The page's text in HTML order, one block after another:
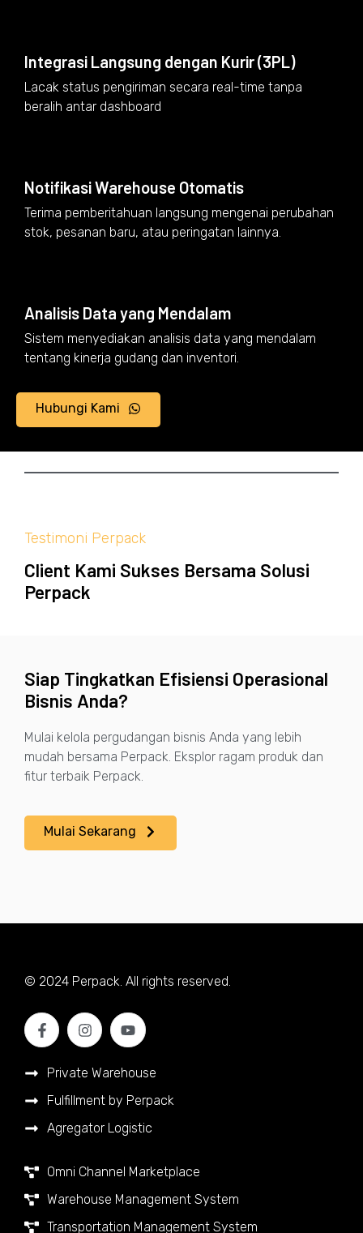
Integrasi Langsung dengan Kurir (3PL)
Lacak status pengiriman secara real-time tanpa
beralih antar dashboard
Notifikasi Warehouse Otomatis
Terima pemberitahuan langsung mengenai perubahan
stok, pesanan baru, atau peringatan lainnya.
Analisis Data yang Mendalam
Sistem menyediakan analisis data yang mendalam
tentang kinerja gudang dan inventori.
Hubungi Kami
Testimoni Perpack
Client Kami Sukses Bersama Solusi
Perpack
Siap Tingkatkan Efisiensi Operasional
Bisnis Anda?
Mulai kelola pergudangan bisnis Anda yang lebih
mudah bersama Perpack. Eksplor ragam produk dan
fitur terbaik Perpack.
Mulai Sekarang
© 2024 Perpack. All rights reserved.
Private Warehouse
Fulfillment by Perpack
Agregator Logistic
Omni Channel Marketplace
Warehouse Management System
Transportation Management System